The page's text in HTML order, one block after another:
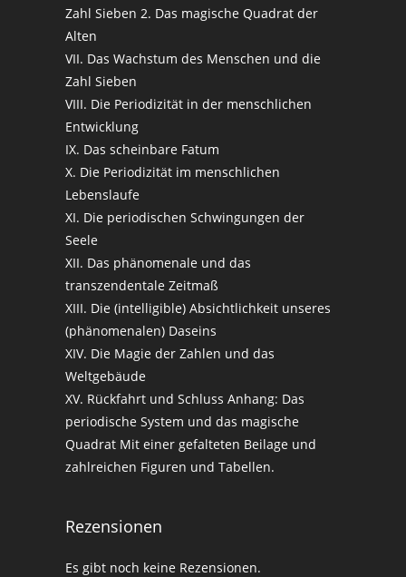
Zahl Sieben 2. Das magische Quadrat der
Alten
VII. Das Wachstum des Menschen und die
Zahl Sieben
VIII. Die Periodizität in der menschlichen
Entwicklung
IX. Das scheinbare Fatum
X. Die Periodizität im menschlichen
Lebenslaufe
XI. Die periodischen Schwingungen der
Seele
XII. Das phänomenale und das
transzendentale Zeitmaß
XIII. Die (intelligible) Absichtlichkeit unseres
(phänomenalen) Daseins
XIV. Die Magie der Zahlen und das
Weltgebäude
XV. Rückfahrt und Schluss Anhang: Das
periodische System und das magische
Quadrat Mit einer gefalteten Beilage und
zahlreichen Figuren und Tabellen.
Rezensionen
Es gibt noch keine Rezensionen.